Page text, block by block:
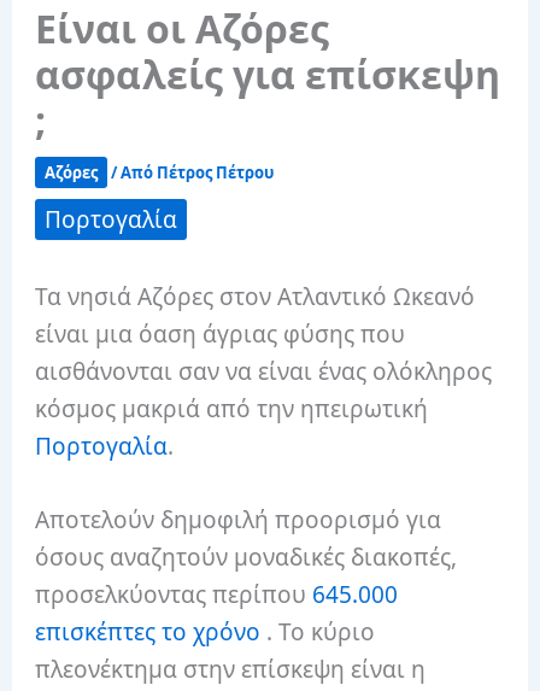
Είναι οι Αζόρες
ασφαλείς για επίσκεψη
;
Αζόρες / Από Πέτρος Πέτρου
Πορτογαλία
Τα νησιά Αζόρες στον Ατλαντικό Ωκεανό
είναι μια όαση άγριας φύσης που
αισθάνονται σαν να είναι ένας ολόκληρος
κόσμος μακριά από την ηπειρωτική
Πορτογαλία.
Αποτελούν δημοφιλή προορισμό για
όσους αναζητούν μοναδικές διακοπές,
προσελκύοντας περίπου 645.000
επισκέπτες το χρόνο . Το κύριο
πλεονέκτημα στην επίσκεψη είναι η